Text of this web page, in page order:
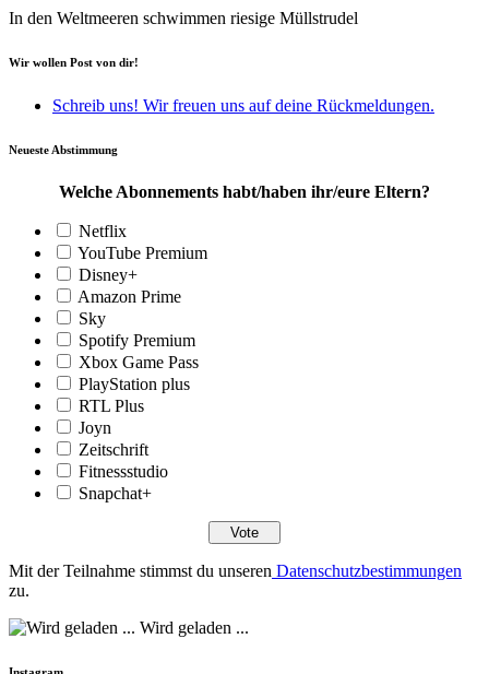
In den Weltmeeren schwimmen riesige Müllstrudel
Wir wollen Post von dir!
Schreib uns! Wir freuen uns auf deine Rückmeldungen.
Neueste Abstimmung
Welche Abonnements habt/haben ihr/eure Eltern?
Netflix
YouTube Premium
Disney+
Amazon Prime
Sky
Spotify Premium
Xbox Game Pass
PlayStation plus
RTL Plus
Joyn
Zeitschrift
Fitnessstudio
Snapchat+
Mit der Teilnahme stimmst du unseren Datenschutzbestimmungen
zu.
Wird geladen ...